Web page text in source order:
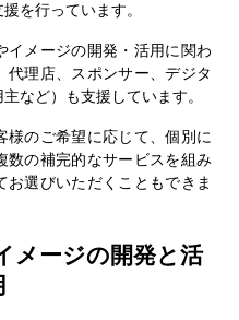
を行っています。
イメージの開発・活用に関わ
代理店、スポンサー、デジタ
など）も支援しています。
様のご希望に応じて、個別に
数の補完的なサービスを組み
選びいただくこともできま
メージの開発と活